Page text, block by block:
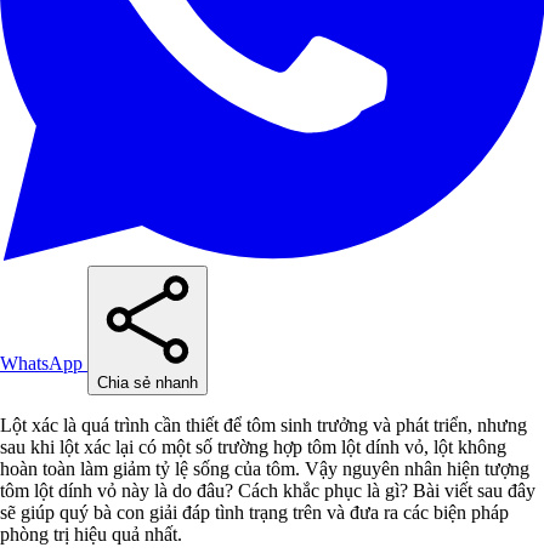
WhatsApp
Chia sẻ nhanh
Lột xác là quá trình cần thiết để tôm sinh trưởng và phát triển, nhưng
sau khi lột xác lại có một số trường hợp tôm lột dính vỏ, lột không
hoàn toàn làm giảm tỷ lệ sống của tôm. Vậy nguyên nhân hiện tượng
tôm lột dính vỏ này là do đâu? Cách khắc phục là gì? Bài viết sau đây
sẽ giúp quý bà con giải đáp tình trạng trên và đưa ra các biện pháp
phòng trị hiệu quả nhất.